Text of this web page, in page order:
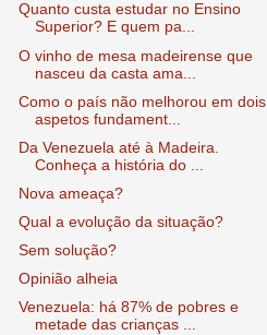
Quanto custa estudar no Ensino
Superior? E quem pa...
O vinho de mesa madeirense que
nasceu da casta ama...
Como o país não melhorou em dois
aspetos fundament...
Da Venezuela até à Madeira.
Conheça a história do ...
Nova ameaça?
Qual a evolução da situação?
Sem solução?
Opinião alheia
Venezuela: há 87% de pobres e
metade das crianças ...